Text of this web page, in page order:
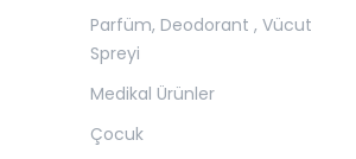
Parfüm, Deodorant , Vücut
Spreyi
Medikal Ürünler
Çocuk